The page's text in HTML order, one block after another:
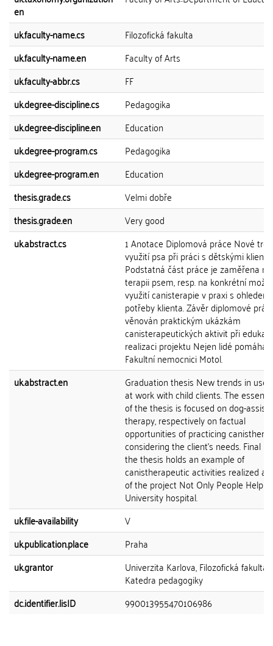
en
uk.faculty-name.cs
Filozofická fakulta
uk.faculty-name.en
Faculty of Arts
uk.faculty-abbr.cs
FF
uk.degree-discipline.cs
Pedagogika
uk.degree-discipline.en
Education
uk.degree-program.cs
Pedagogika
uk.degree-program.en
Education
thesis.grade.cs
Velmi dobře
thesis.grade.en
Very good
uk.abstract.cs
1 Anotace Diplomová práce Nové
využití psa při práci s dětskými klienty.
Podstatná část práce je zaměřena na
terapii psem, resp. na konkrétní
využití canisterapie v praxi s
potřeby klienta. Závěr diplomové
věnován praktickým ukázkám
canisterapeutických aktivit při
realizaci projektu Nejen lidé
Fakultní nemocnici Motol.
uk.abstract.en
Graduation thesis New trends in use
at work with child clients. The
of the thesis is focused on dog-
therapy, respectively on factual
opportunities of practicing
considering the client's needs. Final
the thesis holds an example of
canistherapeutic activities realized
of the project Not Only People Help
University hospital.
uk.file-availability
V
uk.publication.place
Praha
uk.grantor
Univerzita Karlova, Filozofická fakulta,
Katedra pedagogiky
dc.identifier.lisID
990013955470106986